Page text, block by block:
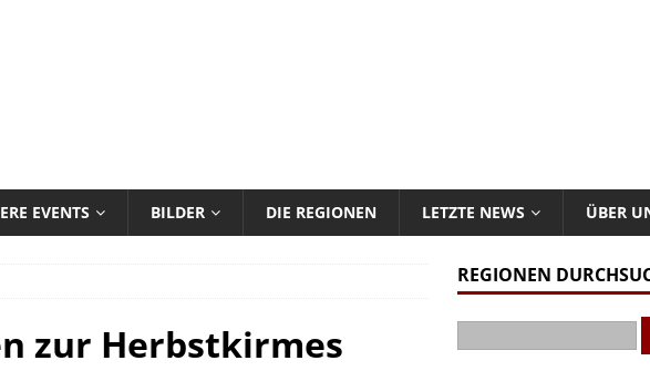
EVENTS BILDER DIE REGIONEN LETZTE NEWS ÜBER
zur Herbstkirmes
REGIONEN